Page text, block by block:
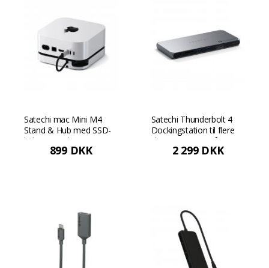
Satechi mac Mini M4
Stand & Hub med SSD-
kabinet - Sølv
899 DKK
Satechi Thunderbolt 4
Dockingstation til flere
skærme - Rumgrå
2 299 DKK